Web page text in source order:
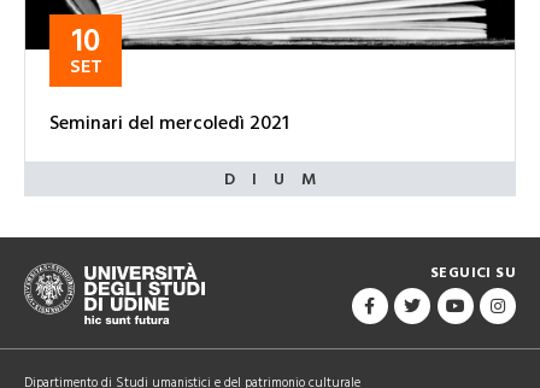
10
SET
Seminari del mercoledì 2021
SEGUICI SU
Dipartimento di Studi umanistici e del patrimonio culturale